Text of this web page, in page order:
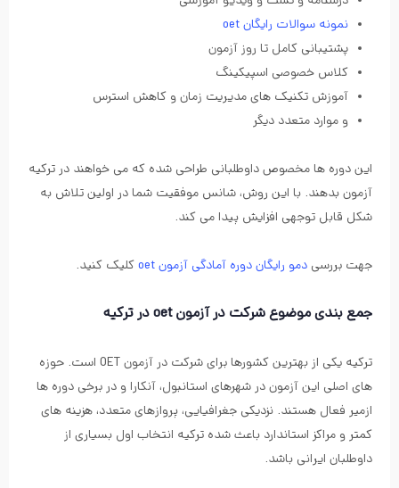
نمونه سوالات رایگان oet
پشتیبانی کامل تا روز آزمون
کلاس خصوصی اسپیکینگ
آموزش تکنیک های مدیریت زمان و کاهش استرس
و موارد متعدد دیگر
این دوره ها مخصوص داوطلبانی طراحی شده که می خواهند در ترکیه
آزمون بدهند. با این روش، شانس موفقیت شما در اولین تلاش به
شکل قابل توجهی افزایش پیدا می کند.
جهت بررسی دمو رایگان دوره آمادگی آزمون oet کلیک کنید.
جمع بندی موضوع شرکت در آزمون oet در ترکیه
ترکیه یکی از بهترین کشورها برای شرکت در آزمون OET است. حوزه
های اصلی این آزمون در شهرهای استانبول، آنکارا و در برخی دوره ها
ازمیر فعال هستند. نزدیکی جغرافیایی، پروازهای متعدد، هزینه های
کمتر و مراکز استاندارد باعث شده ترکیه انتخاب اول بسیاری از
داوطلبان ایرانی باشد.